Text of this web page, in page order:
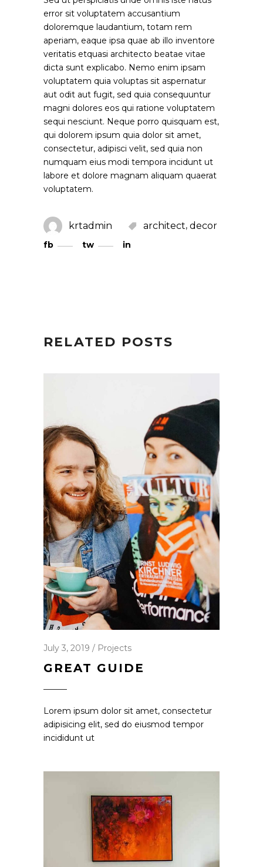
error sit voluptatem accusantium
doloremque laudantium, totam rem
aperiam, eaque ipsa quae ab illo inventore
veritatis etquasi architecto beatae vitae
dicta sunt explicabo. Nemo enim ipsam
voluptatem quia voluptas sit aspernatur
aut odit aut fugit, sed quia consequuntur
magni dolores eos qui ratione voluptatem
sequi nesciunt. Neque porro quisquam est,
qui dolorem ipsum quia dolor sit amet,
consectetur, adipisci velit, sed quia non
numquam eius modi tempora incidunt ut
labore et dolore magnam aliquam quaerat
voluptatem.
krtadmin architect, decor
fb tw in
RELATED POSTS
July 3, 2019 Projects
GREAT GUIDE
Lorem ipsum dolor sit amet, consectetur
adipisicing elit, sed do eiusmod tempor
incididunt ut